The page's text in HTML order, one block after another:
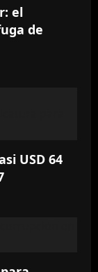
el
de
USD 64